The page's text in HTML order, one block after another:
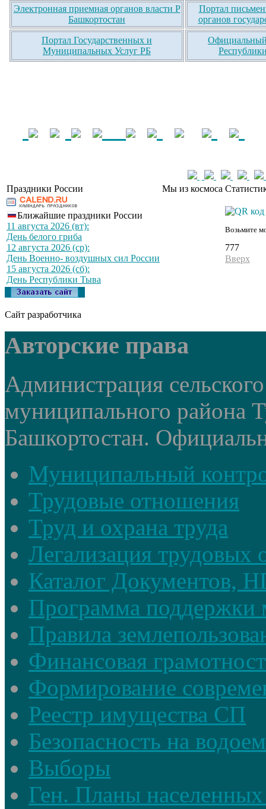
Электронная приемная органов власти Р
Башкортостан
Портал
органов
Портал Государственных и
Муниципальных Услуг РБ
Официальный
Праздники России Мы из космоса
Ближайшие праздники России
11 августа 2026 (вт):
День белого гриба
12 августа 2026 (ср):
День Военно- воздушных сил России
15 августа 2026 (сб):
День Республики Тыва
Возьмите
777
Вверх
Сайт разработчика
Авторские права
Администрация
муниципального района
Башкортостан.
Муниципальный
Трудовые отношения
Труд и охрана труда
Легализация трудовых
Каталог Документов,
Программа поддержки
Правила
Финансовая
Формирование
Реестр имущества СП
Безопасность на
Выборы
Ген. Планы